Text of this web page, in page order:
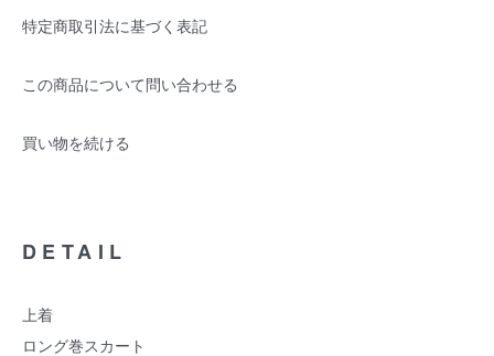
特定商取引法に基づく表記
この商品について問い合わせる
買い物を続ける
DETAIL
上着
ロング巻スカート